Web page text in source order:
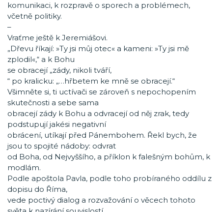
komunikaci, k rozpravě o sporech a problémech,
včetně politiky.
–
Vraťme ještě k Jeremiášovi.
„Dřevu říkají: »Ty jsi můj otec« a kameni: »Ty jsi mě
zplodil«,“ a k Bohu
se obracejí „zády, nikoli tváří,
“ po kralicku: „…hřbetem ke mně se obracejí.“
Všimněte si, ti uctívači se zároveň s nepochopením
skutečnosti a sebe sama
obracejí zády k Bohu a odvracejí od něj zrak, tedy
podstupují jakési negativní
obrácení, utíkají před Pánembohem. Řekl bych, že
jsou to spojité nádoby: odvrat
od Boha, od Nejvyššího, a příklon k falešným bohům, k
modlám.
Podle apoštola Pavla, podle toho probíraného oddílu z
dopisu do Říma,
vede poctivý dialog a rozvažování o věcech tohoto